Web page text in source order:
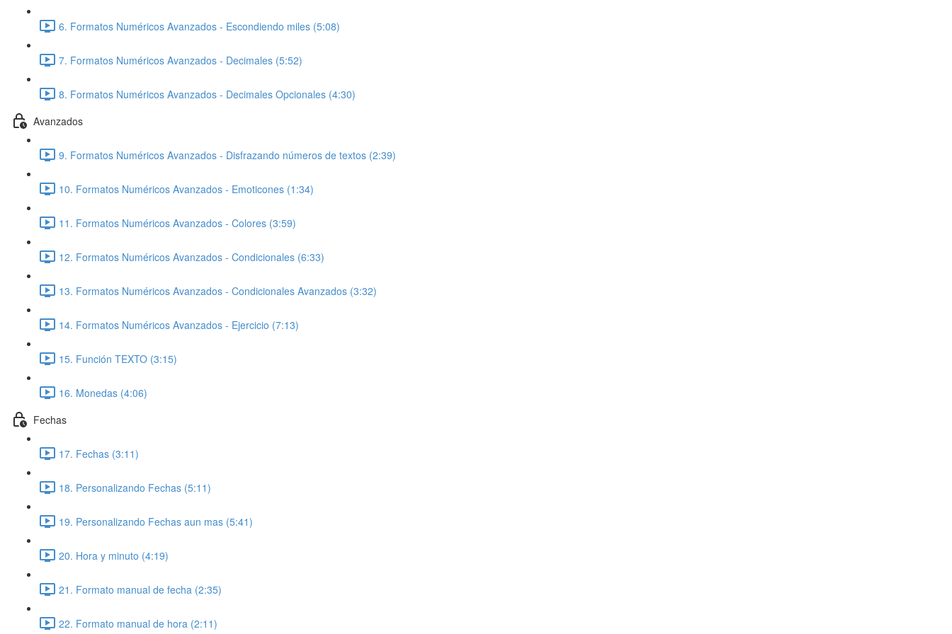
6. Formatos Numéricos Avanzados - Escondiendo miles (5:08)
7. Formatos Numéricos Avanzados - Decimales (5:52)
8. Formatos Numéricos Avanzados - Decimales Opcionales (4:30)
Avanzados
9. Formatos Numéricos Avanzados - Disfrazando números de textos (2:39)
10. Formatos Numéricos Avanzados - Emoticones (1:34)
11. Formatos Numéricos Avanzados - Colores (3:59)
12. Formatos Numéricos Avanzados - Condicionales (6:33)
13. Formatos Numéricos Avanzados - Condicionales Avanzados (3:32)
14. Formatos Numéricos Avanzados - Ejercicio (7:13)
15. Función TEXTO (3:15)
16. Monedas (4:06)
Fechas
17. Fechas (3:11)
18. Personalizando Fechas (5:11)
19. Personalizando Fechas aun mas (5:41)
20. Hora y minuto (4:19)
21. Formato manual de fecha (2:35)
22. Formato manual de hora (2:11)